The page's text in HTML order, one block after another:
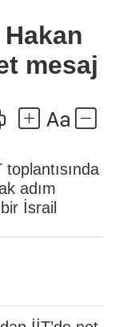
Hakan
mesaj
adım
İsrail